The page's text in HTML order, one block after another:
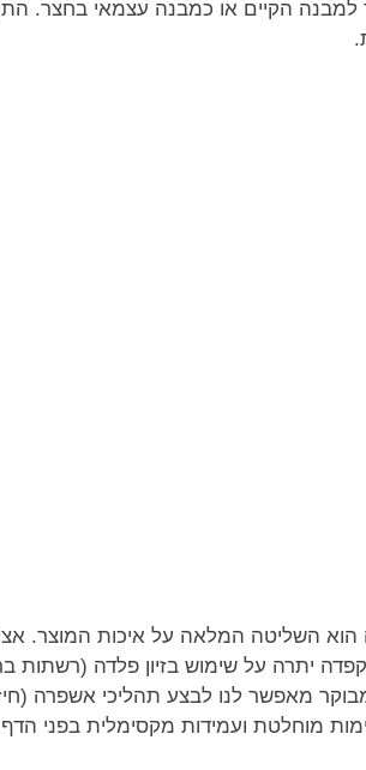
הקיים או כמבנה עצמאי בחצר.
השליטה המלאה על איכות המוצר.
יתרה על שימוש בזיון פלדה (רשתות
ייעודיות. הייצור המבוקר מאפשר לנו לבצע
מוחלטת ועמידות מקסימלית בפני